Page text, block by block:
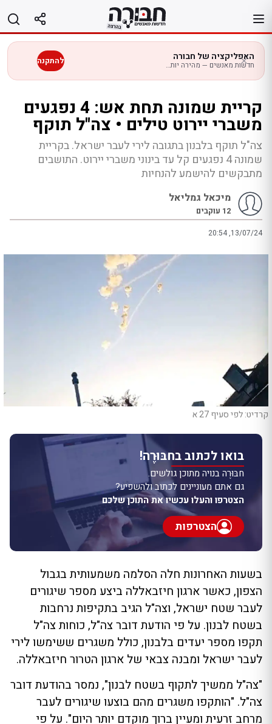
לתוכן
האפליקציה של חבורה
חדשות מאנשים — מהירה יותר בנייד להתקנה
קריית שמונה תחת אש: 4 נפגעים
משברי יירוט טילים • צה"ל תוקף
צה"ל תוקף בלבנון בתגובה לירי לעבר ישראל. בקריית
שמונה 4 נפגעים קל עד בינוני משברי יירוט. התושבים
מתבקשים להישמע להנחיות
מיכאל גמליאל
12 עוקבים
20:54 ,13/07/24
קרדיט: לפי סעיף 27 א
בואו לכתוב בחבּוּרֶה!
חבּוּרֶה בנויה מתוכן גולשים.
גם אתם מעוניינים לכתוב ולהשפיע?
הצטרפו והעלו עכשיו את התוכן שלכם
הצטרפות
בשעות האחרונות חלה הסלמה משמעותית בגבול
הצפון, כאשר ארגון חיזבאללה ביצע מספר שיגורים
לעבר שטח ישראל, וצה"ל הגיב בתקיפות נרחבות
בשטח לבנון. על פי הודעת דובר צה"ל, כוחות צה"ל
תקפו מספר יעדים בלבנון, כולל משגרים ששימשו לירי
לעבר ישראל ומבנה צבאי של ארגון הטרור חיזבאללה.
"צה"ל ממשיך לתקוף בשטח לבנון", נמסר בהודעת דובר
צה"ל. "הותקפו משגרים מהם בוצעו שיגורים לעבר
מרחב זרעית ומעיין ברוך מוקדם יותר היום". על פי